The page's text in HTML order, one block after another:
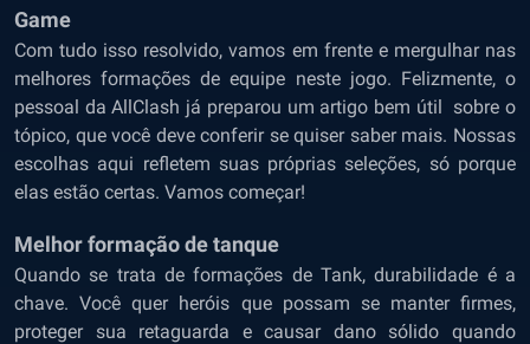
Game
Com tudo isso resolvido, vamos em frente e mergulhar nas
melhores formações de equipe neste jogo. Felizmente, o
pessoal da AllClash já preparou um artigo bem útil sobre o
tópico, que você deve conferir se quiser saber mais. Nossas
escolhas aqui refletem suas próprias seleções, só porque
elas estão certas. Vamos começar!
Melhor formação de tanque
Quando se trata de formações de Tank, durabilidade é a
chave. Você quer heróis que possam se manter firmes,
proteger sua retaguarda e causar dano sólido quando